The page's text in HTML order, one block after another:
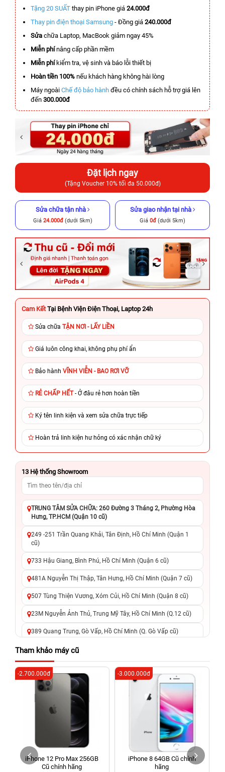
Tặng 20 SUẤT thay pin iPhone giá 24.000đ
Thay pin điện thoại Samsung - Đồng giá 240.000đ
Sửa chữa Laptop, MacBook giảm ngay 45%
Miễn phínâng cấp phần mềm
Miễn phíkiểm tra, vệ sinh và báo lỗi thiết bị
Hoàn tiền 100% nếu khách hàng không hài lòng
Máy ngoài Chế độ bảo hành đều có chính sách hỗ trợ giá lên
đến 300.000đ
Đặt lịch ngay
(Tặng Voucher 10% tối đa 50.000đ)
Sửa chữa tận nhà
Giá 24.000đ(dưới 5km)
Sửa giao nhận tại nhà
Giá 0đ (dưới 5km)
Cam Kết Tại Bệnh Viện Điện Thoại, Laptop 24h
Sửa chữa TẬN NƠI - LẤY LIỀN
Giá luôn công khai, không phụ phí ẩn
Bảo hành VĨNH VIỄN - BAO RƠI VỠ
RẺ CHẤP HẾT- Ở đâu rẻ hơn hoàn tiền
Ký tên linh kiện và xem sửa chữa trực tiếp
Hoàn trả linh kiện hư hỏng có xác nhận chữ ký
13 Hệ thống Showroom
TRUNG TÂM SỬA CHỮA: 260 Đường 3 Tháng 2, Phường Hòa
Hưng, TP.HCM (Quận 10 cũ)
249 -251 Trần Quang Khải, Tân Định, Hồ Chí Minh (Quận 1
cũ)
733 Hậu Giang, Bình Phú, Hồ Chí Minh (Quận 6 cũ)
481A Nguyễn Thị Thập, Tân Hưng, Hồ Chí Minh (Quận 7 cũ)
507 Tùng Thiện Vương, Xóm Củi, Hồ Chí Minh (Quận 8 cũ)
23M Nguyễn Ảnh Thủ, Trung Mỹ Tây, Hồ Chí Minh (Q.12 cũ)
389 Quang Trung, Gò Vấp, Hồ Chí Minh (Q. Gò Vấp cũ)
625 - 625A Âu Cơ, Tân Phú, Hồ Chí Minh (Quận Tân Phú cũ)
326 Lê Văn Việt, Tăng Nhơn Phú, Hồ Chí Minh (Q.9 TP. Thủ
Đức cũ)
256 Võ Văn Ngân, Thủ Đức, Hồ Chí Minh (Bình Thọ, TP. Thủ
Đức Cũ)
70 Nguyễn An Ninh, Dĩ An, Hồ Chí Minh (Bình Dương Cũ)
24h Vũng Tàu: 162A Ba Cu, Vũng Tàu, Hồ Chí Minh (TP. Vũng
Tàu cũ)
198 Hoàng Văn Thụ, Tân Sơn Nhất, Hồ Chí Minh (Tân Bình
Tham khảo máy cũ
iPhone 12 Pro Max 256GB
Cũ chính hãng
-2.700.000đ
iPhone 8 64GB Cũ chính
hãng
-3.000.000đ